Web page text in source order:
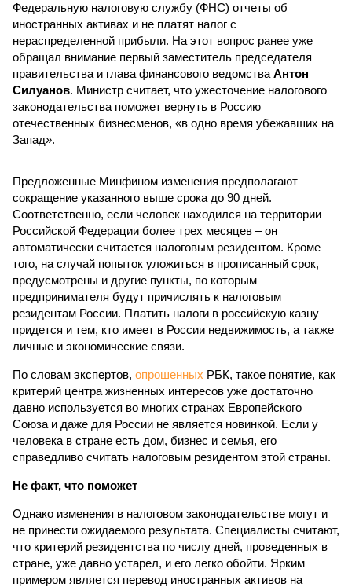
Федеральную налоговую службу (ФНС) отчеты об
иностранных активах и не платят налог с
нераспределенной прибыли. На этот вопрос ранее уже
обращал внимание первый заместитель председателя
правительства и глава финансового ведомства Антон
Силуанов. Министр считает, что ужесточение налогового
законодательства поможет вернуть в Россию
отечественных бизнесменов, «в одно время убежавших на
Запад».
Предложенные Минфином изменения предполагают
сокращение указанного выше срока до 90 дней.
Соответственно, если человек находился на территории
Российской Федерации более трех месяцев – он
автоматически считается налоговым резидентом. Кроме
того, на случай попыток уложиться в прописанный срок,
предусмотрены и другие пункты, по которым
предпринимателя будут причислять к налоговым
резидентам России. Платить налоги в российскую казну
придется и тем, кто имеет в России недвижимость, а также
личные и экономические связи.
По словам экспертов, опрошенных РБК, такое понятие, как
критерий центра жизненных интересов уже достаточно
давно используется во многих странах Европейского
Союза и даже для России не является новинкой. Если у
человека в стране есть дом, бизнес и семья, его
справедливо считать налоговым резидентом этой страны.
Не факт, что поможет
Однако изменения в налоговом законодательстве могут и
не принести ожидаемого результата. Специалисты считают,
что критерий резидентства по числу дней, проведенных в
стране, уже давно устарел, и его легко обойти. Ярким
примером является перевод иностранных активов на